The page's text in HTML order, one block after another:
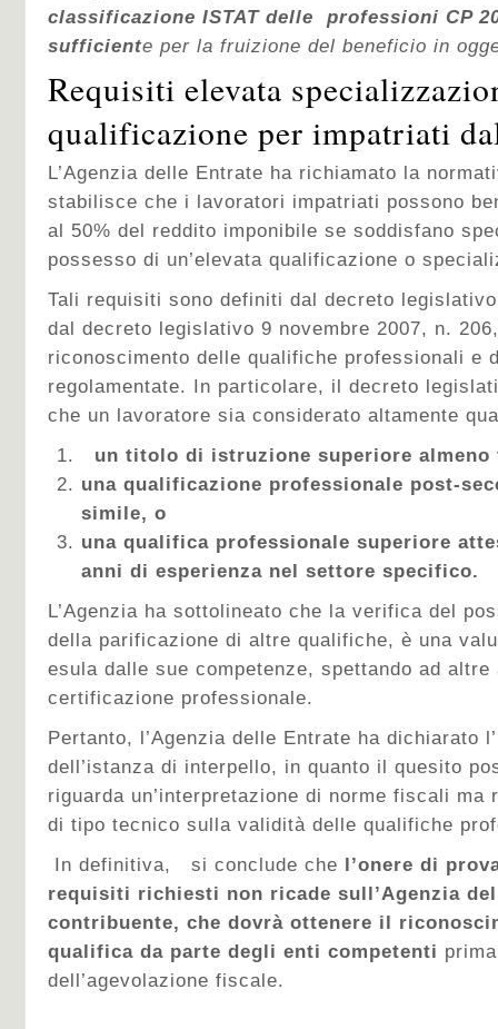
classificazione ISTAT delle professioni CP
sufficiente per la fruizione del beneficio in
Requisiti elevata
qualificazione per impatriati
L’Agenzia delle Entrate ha richiamato la
stabilisce che i lavoratori impatriati possono
al 50% del reddito imponibile se soddisfano
possesso di un’elevata qualificazione o
Tali requisiti sono definiti dal decreto
dal decreto legislativo 9 novembre 2007, n.
riconoscimento delle qualifiche professionali e
regolamentate. In particolare, il decreto
che un lavoratore sia considerato altamente
un titolo di istruzione superiore
una qualificazione professionale post-
simile, o
una qualifica professionale superiore
anni di esperienza nel settore specifico.
L’Agenzia ha sottolineato che la verifica del
della parificazione di altre qualifiche, è una
esula dalle sue competenze, spettando ad
certificazione professionale.
Pertanto, l’Agenzia delle Entrate ha dichiarato
dell’istanza di interpello, in quanto il quesito
riguarda un’interpretazione di norme fiscali ma
di tipo tecnico sulla validità delle qualifiche
In definitiva, si conclude che l’onere di
requisiti richiesti non ricade sull’Agenzia
contribuente, che dovrà ottenere il
qualifica da parte degli enti competenti
dell’agevolazione fiscale.